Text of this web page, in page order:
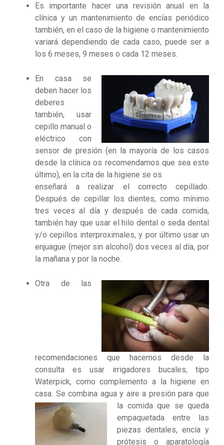
Es importante hacer una revisión anual en la
clínica y un mantenimiento de encías periódico
también, en el caso de la higiene o mantenimiento
variará dependiendo de cada caso, puede ser a
los 6 meses, 9 meses o cada 12 meses.
En casa se
deben hacer los
deberes
también, usar
cepillo manual o
eléctrico con
sensor de presión (en la mayoría de los casos
desde la clínica os recomendamos que sea este
último), en la cita de la higiene se os
enseñará a realizar el correcto cepillado.
Después de cepillar los dientes, como mínimo
tres veces al día y después de cada comida,
también hay que usar el hilo dental o seda dental
y/o cepillos interproximales, y por último usar un
enjuague (mejor sin alcohol) dos veces al día, por
la mañana y por la noche.
Otra de las
recomendaciones que hacemos desde la
consulta es usar irrigadores bucales, tipo
Waterpick, como complemento a la higiene en
casa. Se combina agua y aire a presión para que
la comida que se queda
empaquetada entre las
piezas dentales, encía y
prótesis o aparatología